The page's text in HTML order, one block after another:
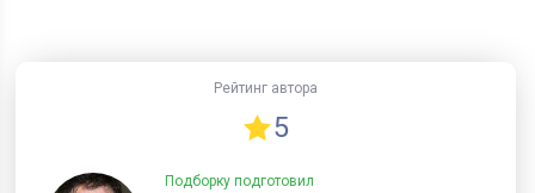
Рейтинг автора
5
Подборку подготовил